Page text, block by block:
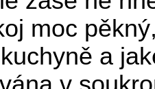
moc
a